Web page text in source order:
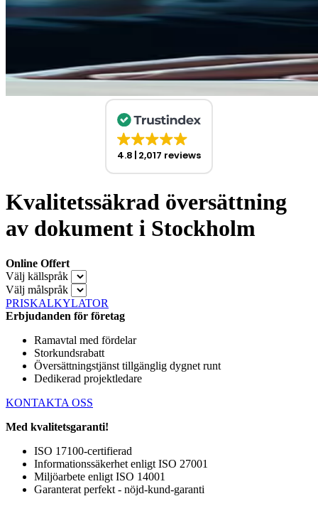
4.8 2,017 reviews
Kvalitetssäkrad översättning
av dokument i Stockholm
Online Offert
Välj källspråk
Välj målspråk
PRISKALKYLATOR
Erbjudanden för företag
Ramavtal med fördelar
Storkundsrabatt
Översättningstjänst tillgänglig dygnet runt
Dedikerad projektledare
KONTAKTA OSS
Med kvalitetsgaranti!
ISO 17100-certifierad
Informationssäkerhet enligt ISO 27001
Miljöarbete enligt ISO 14001
Garanterat perfekt - nöjd-kund-garanti